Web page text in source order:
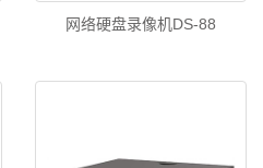
网络硬盘录像机DS-88